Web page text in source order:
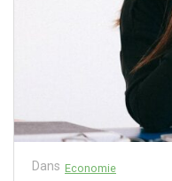
Dans Economie